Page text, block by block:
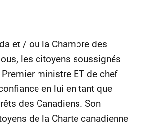
et / ou la Chambre des
les citoyens soussignés
ministre ET de chef
en lui en tant que
des Canadiens. Son
de la Charte canadienne